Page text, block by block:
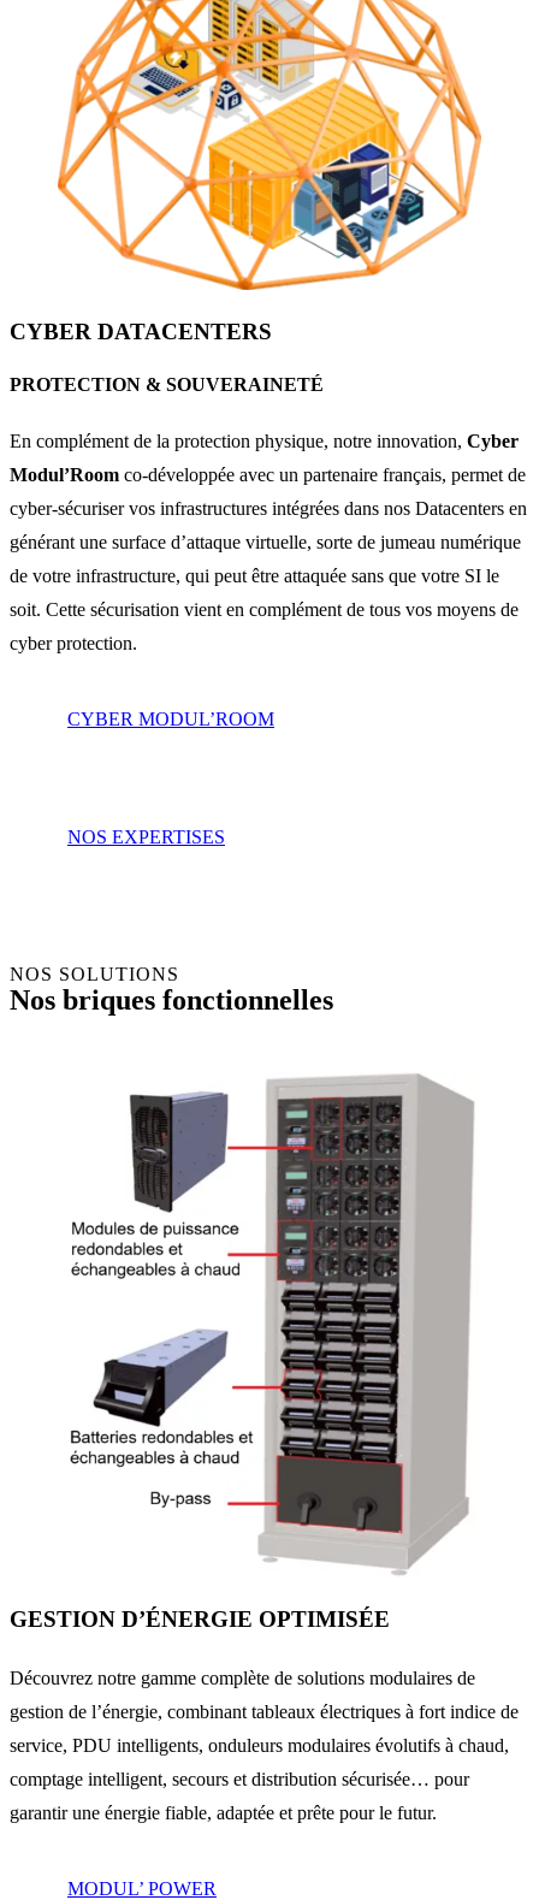
CYBER DATACENTERS
PROTECTION & SOUVERAINETÉ
En complément de la protection physique, notre innovation, Cyber
Modul’Room co-développée avec un partenaire français, permet de
cyber-sécuriser vos infrastructures intégrées dans nos Datacenters en
générant une surface d’attaque virtuelle, sorte de jumeau numérique
de votre infrastructure, qui peut être attaquée sans que votre SI le
soit. Cette sécurisation vient en complément de tous vos moyens de
cyber protection.
CYBER MODUL’ROOM
NOS EXPERTISES
NOS SOLUTIONS
Nos briques fonctionnelles
GESTION D’ÉNERGIE OPTIMISÉE
Découvrez notre gamme complète de solutions modulaires de
gestion de l’énergie, combinant tableaux électriques à fort indice de
service, PDU intelligents, onduleurs modulaires évolutifs à chaud,
comptage intelligent, secours et distribution sécurisée… pour
garantir une énergie fiable, adaptée et prête pour le futur.
MODUL’ POWER